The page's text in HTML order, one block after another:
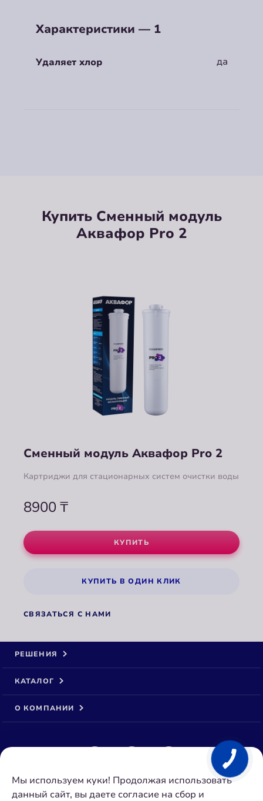
Характеристики — 1
Удаляет хлор да
Купить Сменный модуль
Аквафор Pro 2
Сменный модуль Аквафор Pro 2
Картриджи для стационарных систем очистки воды
8900₸
КУПИТЬ
КУПИТЬ В ОДИН КЛИК
СВЯЗАТЬСЯ С НАМИ
Мы используем куки! Продолжая использовать
данный сайт, вы даете согласие на сбор и
РЕШЕНИЯ
КАТАЛОГ
О КОМПАНИИ
© 2026 ООО Аквафор